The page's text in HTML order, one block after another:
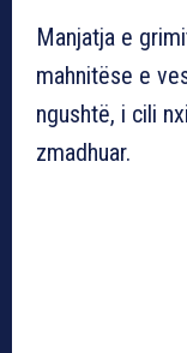
Manjatja e
mahnitëse e
ngushtë, i cili
zmadhuar.